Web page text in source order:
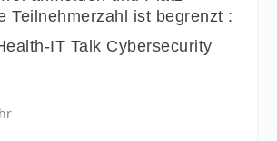
Teilnehmerzahl ist begrenzt :
IT Talk Cybersecurity